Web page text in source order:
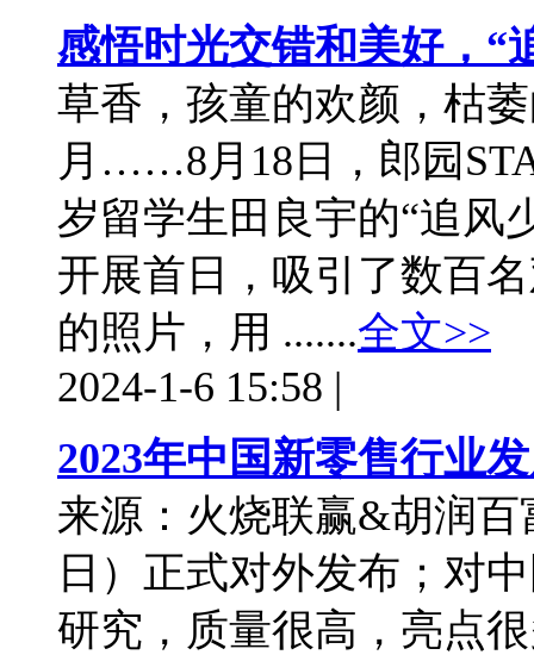
感悟时光交错和美好，“
草香，孩童的欢颜，枯
月……8月18日，郎园
岁留学生田良宇的“追风
开展首日，吸引了数百
的照片，用 .......全文>>
2024-1-6 15:58 |
2023年中国新零售行业
来源：火烧联赢&胡润百
日）正式对外发布；对
研究，质量很高，亮点